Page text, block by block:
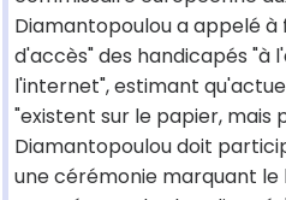
Diamantopoulou a appelé à
d'accès" des handicapés "à
l'internet", estimant
"existent sur le papier, mais
Diamantopoulou doit
une cérémonie marquant